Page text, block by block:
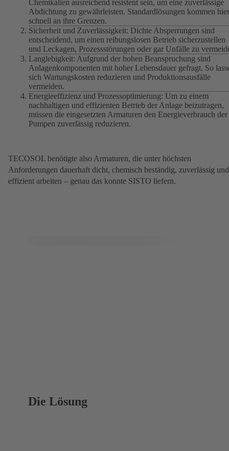
Chemikalien ausreichend resistent sein, um eine zuverlässige
Abdichtung zu gewährleisten. Standardlösungen kommen hier
schnell an ihre Grenzen.
Sicherheit und Zuverlässigkeit: Dichte Absperrungen sind
entscheidend, um einen reibungslosen Betrieb sicherzustellen
und Leckagen, Prozessstörungen oder gar Unfälle zu
Langlebigkeit: Aufgrund der hohen Beanspruchung sind
Anlagenkomponenten mit hoher Lebensdauer gefragt. So
sich Wartungskosten reduzieren und Produktionsausfälle
vermeiden.
Energieeffizienz und Prozessoptimierung: Um zu einem
nachhaltigen und effizienten Betrieb der Anlage beizutragen,
müssen die eingesetzten Armaturen den Energieverbrauch der
Pumpen zuverlässig reduzieren.
TECOSOL benötigte also Armaturen, die unter höchsten
Anforderungen dauerhaft dicht, chemisch beständig, zuverlässig und
effizient arbeiten – genau das konnte SISTO liefern.
Die Lösung